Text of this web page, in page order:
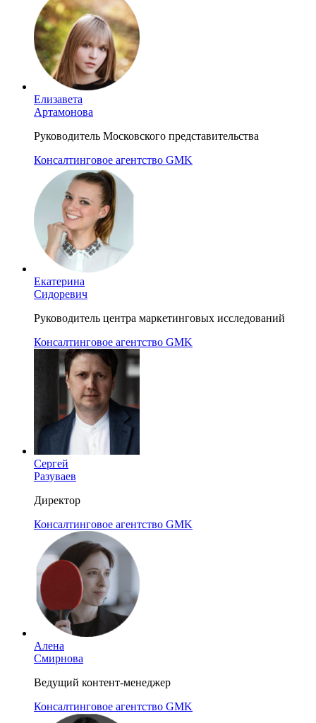
Елизавета
Артамонова
Руководитель Московского представительства
Консалтинговое агентство GMK
Екатерина
Сидоревич
Руководитель центра маркетинговых исследований
Консалтинговое агентство GMK
Сергей
Разуваев
Директор
Консалтинговое агентство GMK
Алена
Смирнова
Ведущий контент-менеджер
Консалтинговое агентство GMK